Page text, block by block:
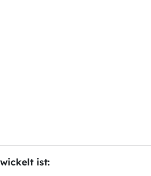
ist: